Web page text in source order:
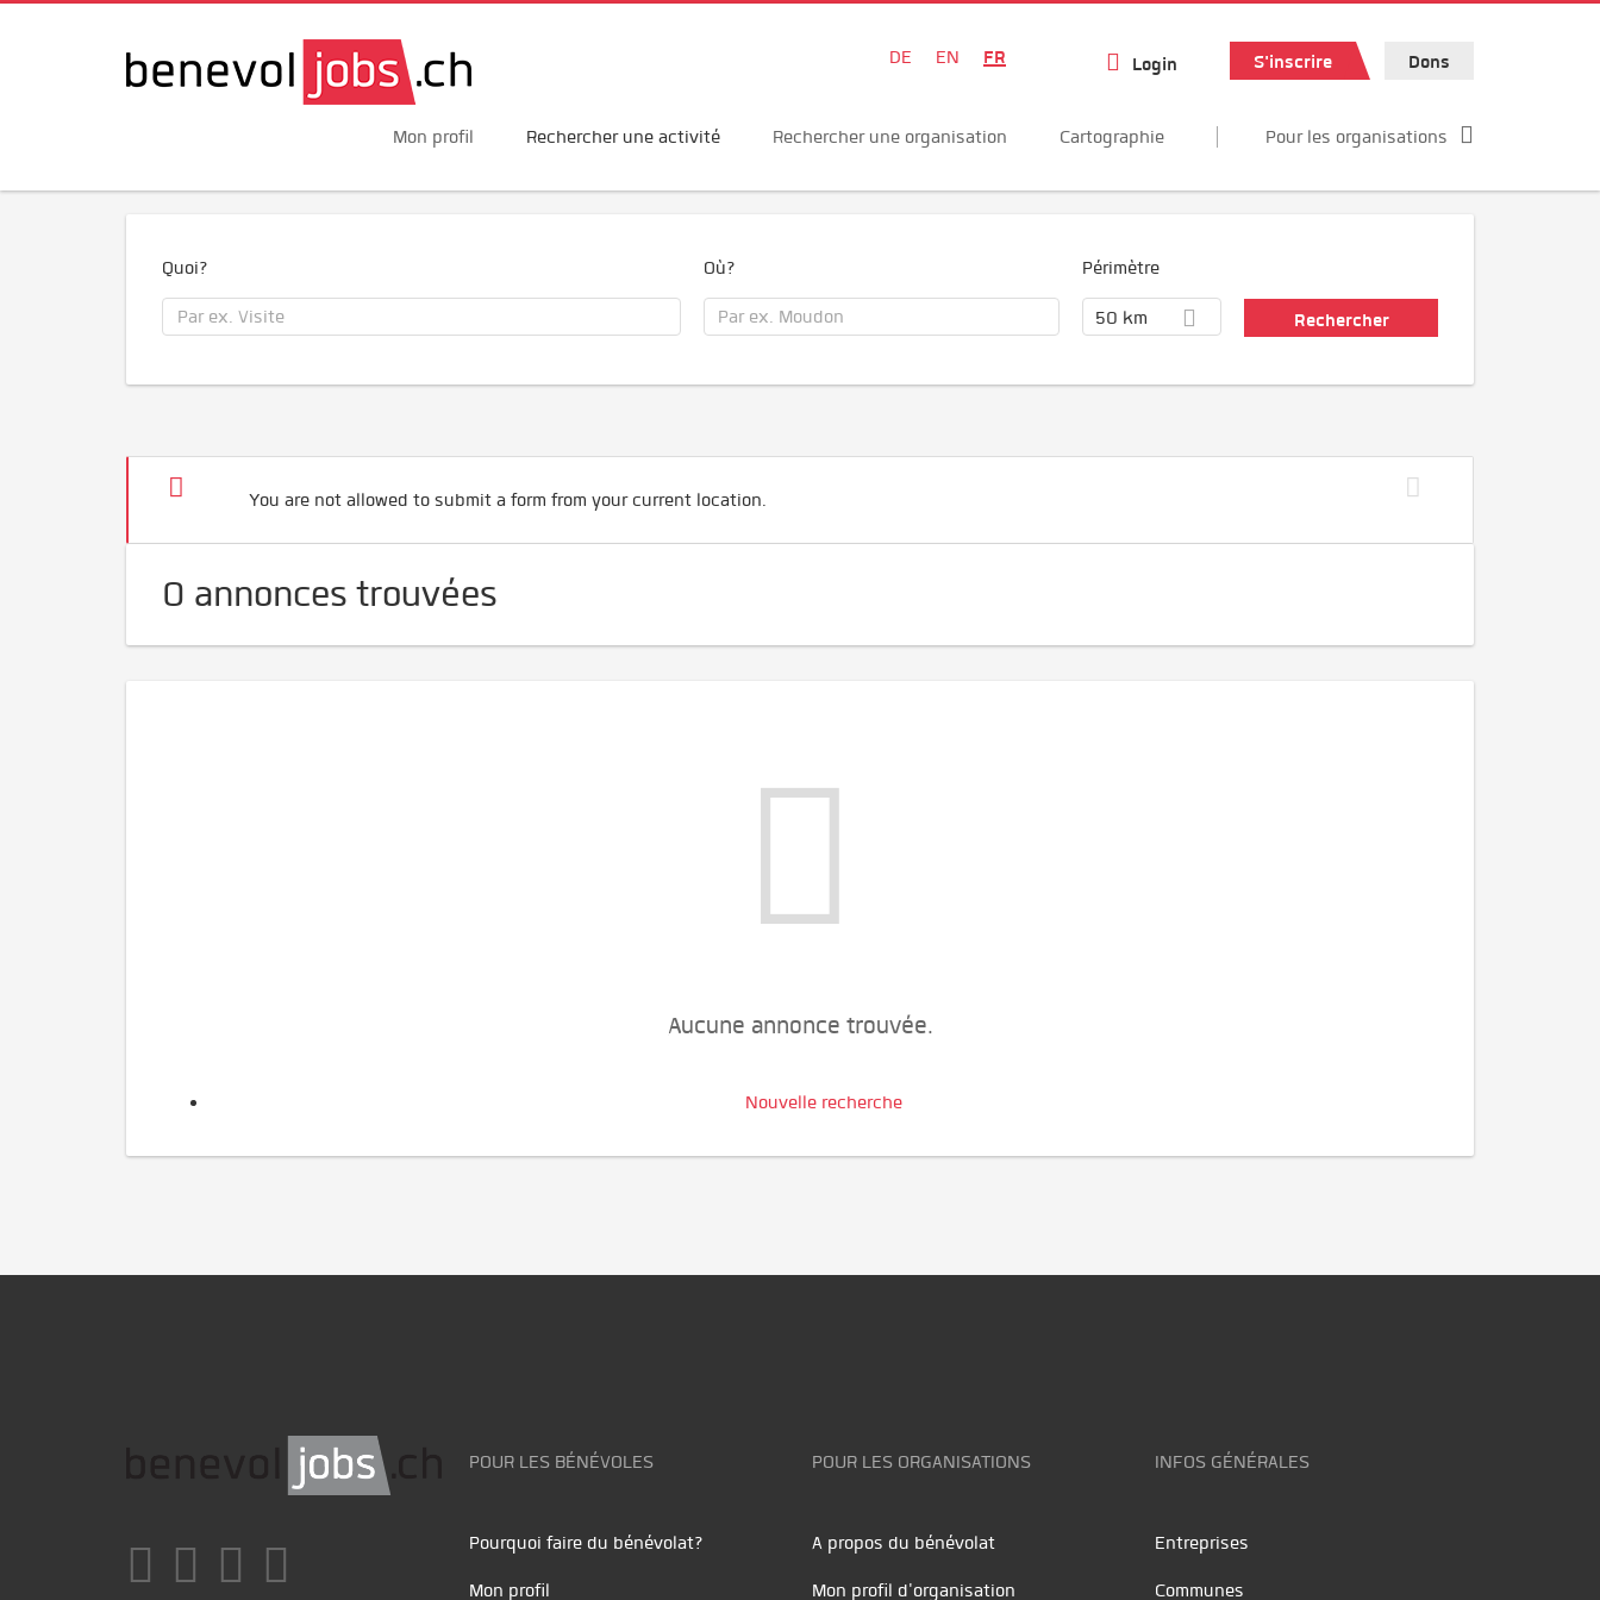
DE EN FR Login S'inscrire Dons
Mon profil Rechercher une activité Rechercher une organisation Cartographie Pour les organisations
Quoi? Où? Périmètre
50 km
You are not allowed to submit a form from your current location.
0 annonces trouvées
Aucune annonce trouvée.
Nouvelle recherche
POUR LES BÉNÉVOLES
Pourquoi faire du bénévolat?
Mon profil
POUR LES ORGANISATIONS
A propos du bénévolat
Mon profil d'organisation
INFOS GÉNÉRALES
Entreprises
Communes